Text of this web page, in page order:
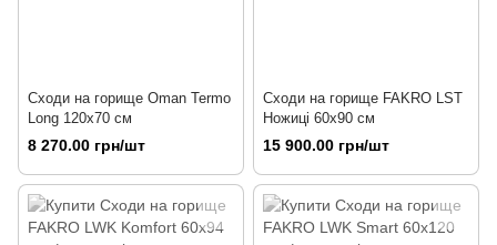
Сходи на горище Oman Termo
Long 120х70 см
8 270.00 грн/шт
Сходи на горище FAKRO LST
Ножиці 60х90 см
15 900.00 грн/шт